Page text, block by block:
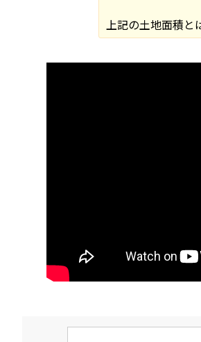
上記の土地面積と